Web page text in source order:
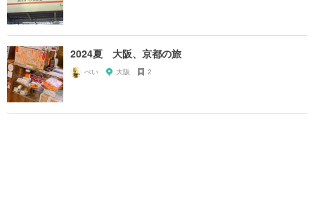
2024夏 大阪、京都の旅
ぺい 大阪 2